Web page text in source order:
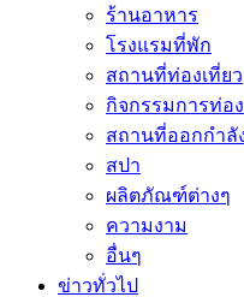
ร้านอาหาร
โรงแรมที่พัก
สถานที่ท่องเที่ยว
กิจกรรมการท่อง
สถานที่ออกกำลั
สปา
ผลิตภัณฑ์ต่างๆ
ความงาม
อื่นๆ
ข่าวทั่วไป